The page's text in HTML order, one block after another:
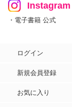
Instagram
・電子書籍 公式
ログイン
新規会員登録
お気に入り